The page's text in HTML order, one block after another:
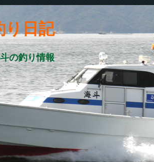
り日記
の釣り情報